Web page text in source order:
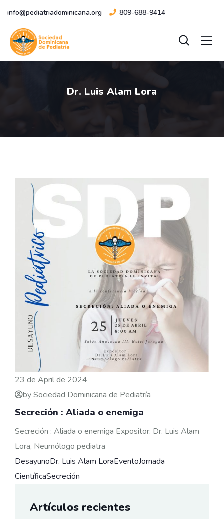
info@pediatriadominicana.org 809-688-9414
Dr. Luis Alam Lora
23 de April de 2024
by Sociedad Dominicana de Pediatría
Secreción : Aliada o enemiga
Secreción : Aliada o enemiga Expositor: Dr. Luis Alam
Lora, Neumólogo pediatra
DesayunoDr. Luis Alam LoraEventoJornada
CientíficaSecreción
Artículos recientes